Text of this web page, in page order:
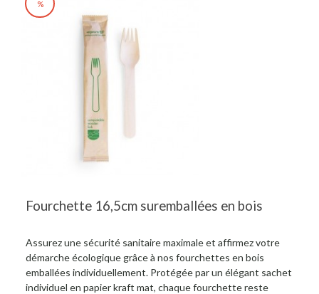
%
Fourchette 16,5cm suremballées en bois
Assurez une sécurité sanitaire maximale et affirmez votre
démarche écologique grâce à nos fourchettes en bois
emballées individuellement. Protégée par un élégant sachet
individuel en papier kraft mat, chaque fourchette reste